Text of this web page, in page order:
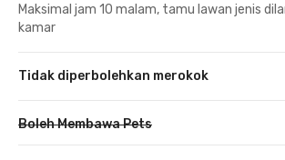
Maksimal jam 10 malam, tamu lawan jenis
kamar
Tidak diperbolehkan merokok
Boleh Membawa Pets